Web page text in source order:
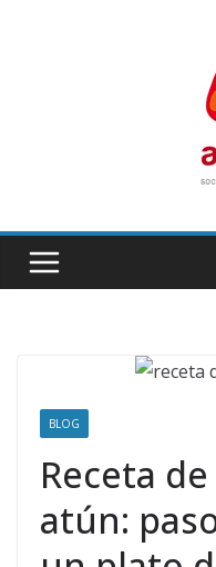
BLOG
Receta
atún: